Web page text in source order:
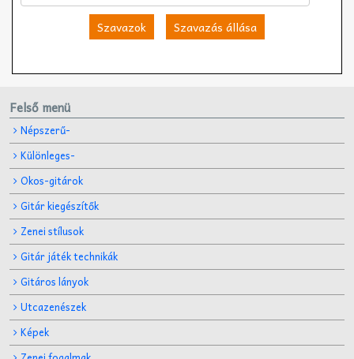
Szavazok Szavazás állása
Felső menü
Népszerű-
Különleges-
Okos-gitárok
Gitár kiegészítők
Zenei stílusok
Gitár játék technikák
Gitáros lányok
Utcazenészek
Képek